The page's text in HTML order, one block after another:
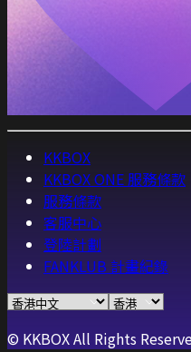
KKBOX
KKBOX ONE 服務條款
服務條款
客服中心
登陸計劃
FANKLUB 計畫紀錄
© KKBOX All Rights